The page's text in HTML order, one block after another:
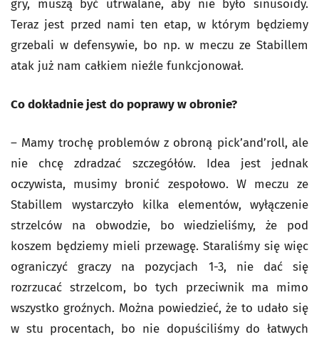
gry, muszą być utrwalane, aby nie było sinusoidy.
Teraz jest przed nami ten etap, w którym będziemy
grzebali w defensywie, bo np. w meczu ze Stabillem
atak już nam całkiem nieźle funkcjonował.
Co dokładnie jest do poprawy w obronie?
– Mamy trochę problemów z obroną pick’and’roll, ale
nie chcę zdradzać szczegółów. Idea jest jednak
oczywista, musimy bronić zespołowo. W meczu ze
Stabillem wystarczyło kilka elementów, wyłączenie
strzelców na obwodzie, bo wiedzieliśmy, że pod
koszem będziemy mieli przewagę. Staraliśmy się więc
ograniczyć graczy na pozycjach 1-3, nie dać się
rozrzucać strzelcom, bo tych przeciwnik ma mimo
wszystko groźnych. Można powiedzieć, że to udało się
w stu procentach, bo nie dopuściliśmy do łatwych